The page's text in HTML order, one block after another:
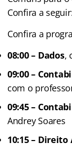
Confira a
Confira a
08:00 – Dados,
09:00 –
com o
09:45 –
Andrey Soares
10:15 –